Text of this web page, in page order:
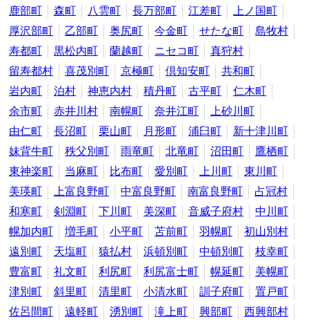
鹿部町
森町 八雲町 長万部町 江差町
上ノ国町
厚沢部町
乙部町 奥尻町 今金町 せたな町
島牧村
寿都町
黒松内町 蘭越町 ニセコ町
真狩村
留寿都村
喜茂別町 京極町 倶知安町
共和町
岩内町
泊村 神恵内村 積丹町 古平町
仁木町
余市町
赤井川村 南幌町 奈井江町
上砂川町
由仁町
長沼町 栗山町 月形町 浦臼町
新十津川町
妹背牛町
秩父別町 雨竜町 北竜町 沼田町
鷹栖町
東神楽町
当麻町 比布町 愛別町 上川町
東川町
美瑛町
上富良野町 中富良野町 南富良野町
占冠村
和寒町
剣淵町 下川町 美深町 音威子府村
中川町
幌加内町
増毛町 小平町 苫前町 羽幌町
初山別村
遠別町
天塩町 猿払村 浜頓別町 中頓別町
枝幸町
豊富町
礼文町 利尻町 利尻富士町 幌延町
美幌町
津別町
斜里町 清里町 小清水町 訓子府町
置戸町
佐呂間町
遠軽町 湧別町 滝上町 興部町
西興部村